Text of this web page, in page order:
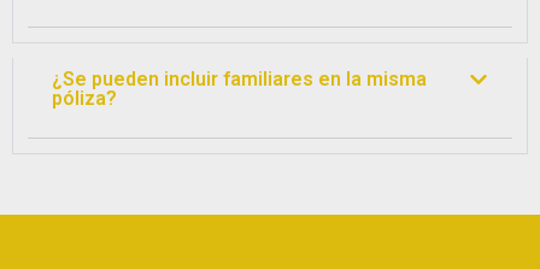
¿Se pueden incluir familiares en la misma
póliza?